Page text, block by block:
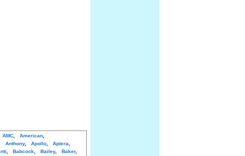
AMC American
Anthony, Apollo Aptera
Babcock Bailey, Baker,